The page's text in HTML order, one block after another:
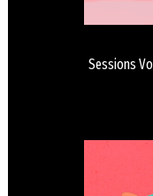
Sessions